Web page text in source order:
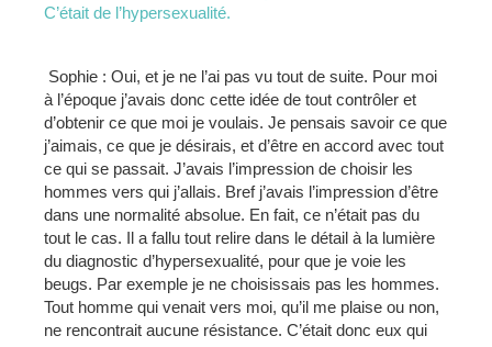
C’était de l’hypersexualité.
Sophie : Oui, et je ne l’ai pas vu tout de suite. Pour moi
à l’époque j’avais donc cette idée de tout contrôler et
d’obtenir ce que moi je voulais. Je pensais savoir ce que
j’aimais, ce que je désirais, et d’être en accord avec tout
ce qui se passait. J’avais l’impression de choisir les
hommes vers qui j’allais. Bref j’avais l’impression d’être
dans une normalité absolue. En fait, ce n’était pas du
tout le cas. Il a fallu tout relire dans le détail à la lumière
du diagnostic d’hypersexualité, pour que je voie les
beugs. Par exemple je ne choisissais pas les hommes.
Tout homme qui venait vers moi, qu’il me plaise ou non,
ne rencontrait aucune résistance. C’était donc eux qui